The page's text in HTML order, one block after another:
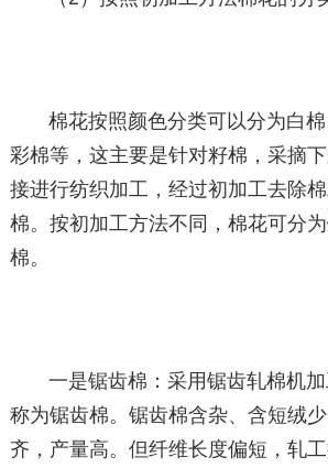
棉花按照颜色分类可以分为白棉
彩棉等，这主要是针对籽棉，采摘
接进行纺织加工，经过初加工去除
棉。按初加工方法不同，棉花可分
棉。
一是锯齿棉：采用锯齿轧棉机
称为锯齿棉。锯齿棉含杂、含短绒
齐，产量高。但纤维长度偏短，轧